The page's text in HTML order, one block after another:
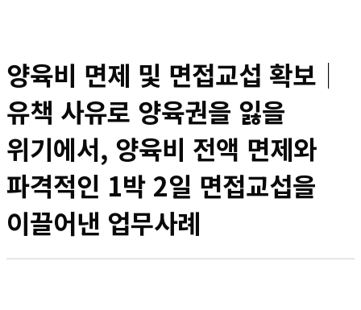
양육비 면제 및 면접교섭 확보│
유책 사유로 양육권을 잃을
위기에서, 양육비 전액 면제와
파격적인 1박 2일 면접교섭을
이끌어낸 업무사례